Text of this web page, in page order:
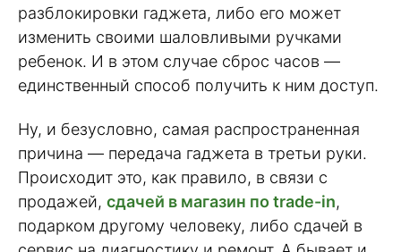
разблокировки гаджета, либо его может
изменить своими шаловливыми ручками
ребенок. И в этом случае сброс часов —
единственный способ получить к ним доступ.
Ну, и безусловно, самая распространенная
причина — передача гаджета в третьи руки.
Происходит это, как правило, в связи с
продажей, сдачей в магазин по trade-in,
подарком другому человеку, либо сдачей в